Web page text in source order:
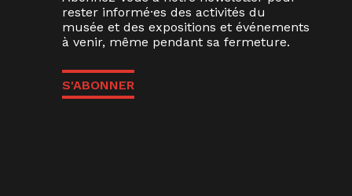
rester informé·es des activités du
musée et des expositions et événements
à venir, même pendant sa fermeture.
S'ABONNER